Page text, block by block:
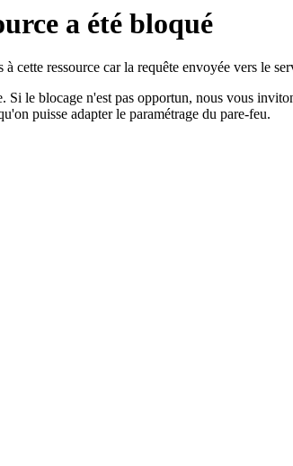
a été bloqué
cette ressource car la requête envoyée vers le
Si le blocage n'est pas opportun, nous vous
puisse adapter le paramétrage du pare-feu.